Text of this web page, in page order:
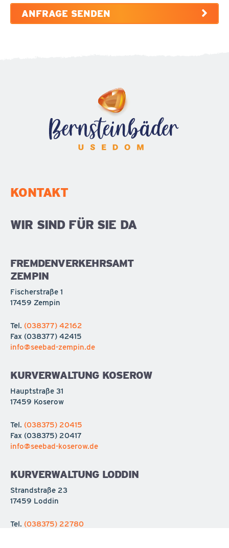
ANFRAGE SENDEN
KONTAKT
WIR SIND FÜR SIE DA
FREMDENVERKEHRSAMT
ZEMPIN
Fischerstraße 1
17459 Zempin
Tel. (038377) 42162
Fax (038377) 42415
info@seebad-zempin.de
KURVERWALTUNG KOSEROW
Hauptstraße 31
17459 Koserow
Tel. (038375) 20415
Fax (038375) 20417
info@seebad-koserow.de
KURVERWALTUNG LODDIN
Strandstraße 23
17459 Loddin
Tel. (038375) 22780